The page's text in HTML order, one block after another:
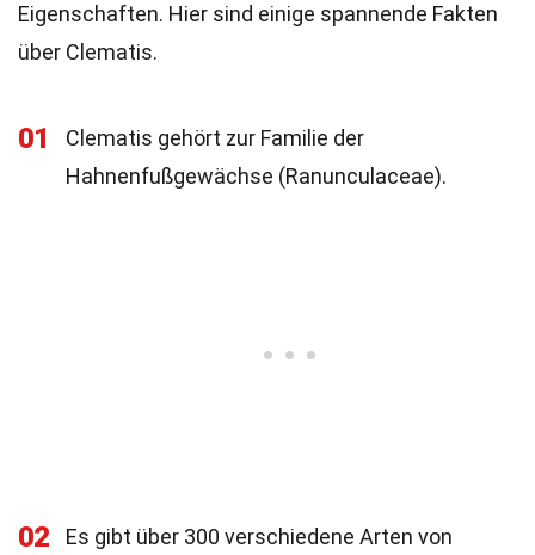
Eigenschaften. Hier sind einige spannende Fakten
über Clematis.
01
Clematis gehört zur Familie der
Hahnenfußgewächse (Ranunculaceae).
02
Es gibt über 300 verschiedene Arten von